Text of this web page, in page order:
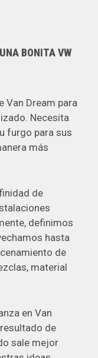
BONITA VW
Van Dream para
Necesita
furgo para sus
más
de
definimos
hasta
de
material
en Van
de
sale mejor